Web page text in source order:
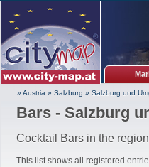
» Austria » Salzburg » Salzburg und
Bars - Salzburg
Cocktail Bars in the
This list shows all registered